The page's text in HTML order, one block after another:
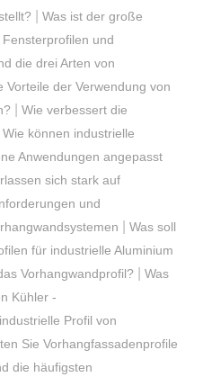
Was ist der große
und
die drei Arten von
Vorteile der Verwendung von
Wie verbessert die
Wie können industrielle
Anwendungen angepasst
sich stark auf
und
Was soll
für industrielle Aluminium
Vorhangwandprofil?
Was
Kühler -
Profil von
Sie Vorhangfassadenprofile
die häufigsten